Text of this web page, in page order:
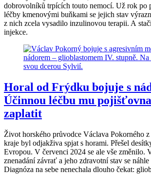
dobrovolníků trpících touto nemocí. Už rok po
léčby kmenovými buňkami se jejich stav
z nich zcela vysadilo inzulinovou terapii. A
injekce.
Horal od Frýdku bojuje s
Účinnou léčbu mu
zaplatit
Život horského průvodce Václava Pokorného
kraje byl odjakživa spjat s horami. Přešel
Evropou. V červenci 2024 se ale vše změnilo.
znenadání závrať a jeho zdravotní stav se
Diagnóza na sebe nenechala dlouho čekat: